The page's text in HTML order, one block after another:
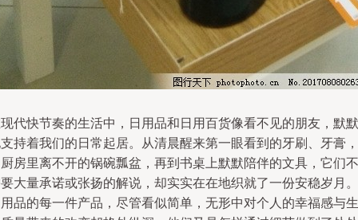
代快节奏的生活中，日用品和日用百货像看不见的朋友，默默
持着我们的日常起居。从清晨醒来第一眼看到的牙刷、牙膏，
房里离不开的锅碗瓢盆，再到书桌上默默陪伴的文具，它们不
大量承诺或张扬的解说，却实实在在地织就了一份安稳岁月。
品的每一件产品，尽管看似简单，无形中对个人的幸福感与生